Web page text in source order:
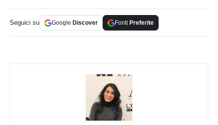
Seguici su Google Discover Fonti Preferite